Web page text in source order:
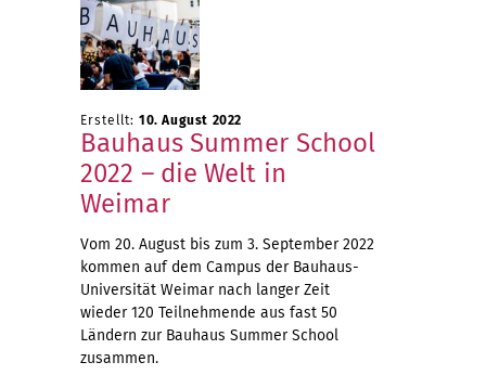
Erstellt: 10. August 2022
Bauhaus Summer School
2022 – die Welt in
Weimar
Vom 20. August bis zum 3. September 2022
kommen auf dem Campus der Bauhaus-
Universität Weimar nach langer Zeit
wieder 120 Teilnehmende aus fast 50
Ländern zur Bauhaus Summer School
zusammen.